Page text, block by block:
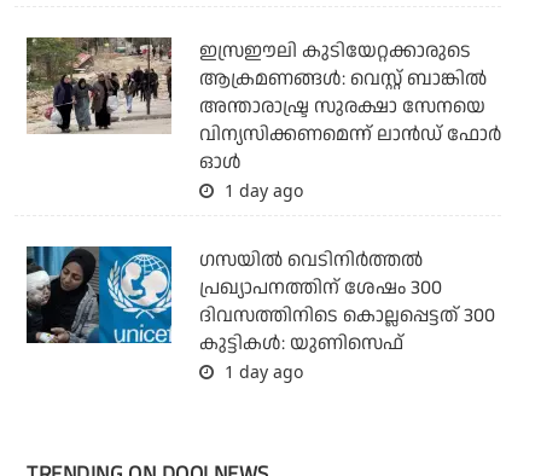
ഇസ്രഈലി കുടിയേറ്റക്കാരുടെ
ആക്രമണങ്ങള്‍: വെസ്റ്റ് ബാങ്കില്‍
അന്താരാഷ്ട്ര സുരക്ഷാ സേനയെ
വിന്യസിക്കണമെന്ന് ലാന്‍ഡ് ഫോര്‍
ഓള്‍
1 day ago
ഗസയില്‍ വെടിനിര്‍ത്തല്‍
പ്രഖ്യാപനത്തിന് ശേഷം 300
ദിവസത്തിനിടെ കൊല്ലപ്പെട്ടത് 300
കുട്ടികള്‍: യുണിസെഫ്
1 day ago